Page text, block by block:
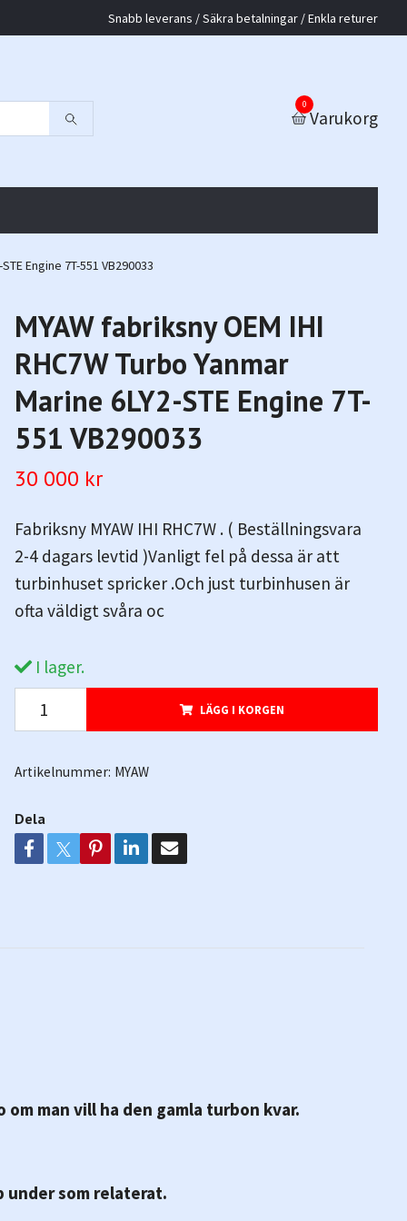
Snabb leverans / Säkra betalningar / Enkla returer
0
Varukorg
Engine 7T-551 VB290033
MYAW fabriksny OEM IHI
RHC7W Turbo Yanmar
Marine 6LY2-STE Engine 7T-
551 VB290033
30 000 kr
Fabriksny MYAW IHI RHC7W . ( Beställningsvara
2-4 dagars levtid )Vanligt fel på dessa är att
turbinhuset spricker .Och just turbinhusen är
ofta väldigt svåra oc
I lager.
LÄGG I KORGEN
Artikelnummer: MYAW
Dela
man vill ha den gamla turbon kvar.
under som relaterat.